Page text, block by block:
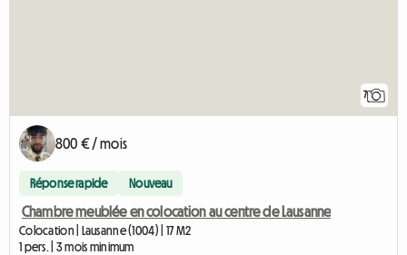
7
800 € / mois
Réponse rapide Nouveau
Chambre meublée en colocation au centre de Lausanne
Colocation | Lausanne (1004) | 17 M2
1 pers. | 3 mois minimum